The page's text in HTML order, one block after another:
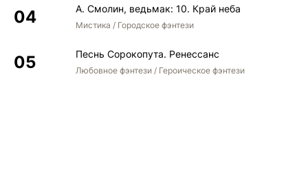
А. Смолин, ведьмак: 10. Край неба
Мистика / Городское фэнтези
Песнь Сорокопута. Ренессанс
Любовное фэнтези / Героическое фэнтези